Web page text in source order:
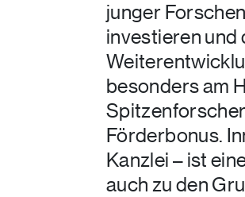
junger
investieren und
besonders am
Förderbonus.
Kanzlei – ist
auch zu den